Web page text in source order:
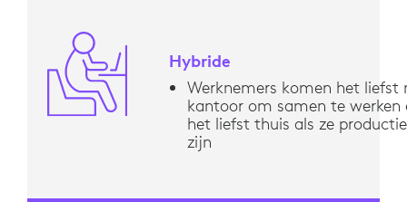
Hybride
Werknemers komen het liefst
kantoor om samen te werken
het liefst thuis als ze
zijn